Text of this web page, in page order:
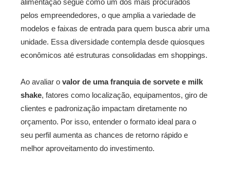
alimentação segue como um dos mais procurados
pelos empreendedores, o que amplia a variedade de
modelos e faixas de entrada para quem busca abrir uma
unidade. Essa diversidade contempla desde quiosques
econômicos até estruturas consolidadas em shoppings.
Ao avaliar o valor de uma franquia de sorvete e milk
shake, fatores como localização, equipamentos, giro de
clientes e padronização impactam diretamente no
orçamento. Por isso, entender o formato ideal para o
seu perfil aumenta as chances de retorno rápido e
melhor aproveitamento do investimento.